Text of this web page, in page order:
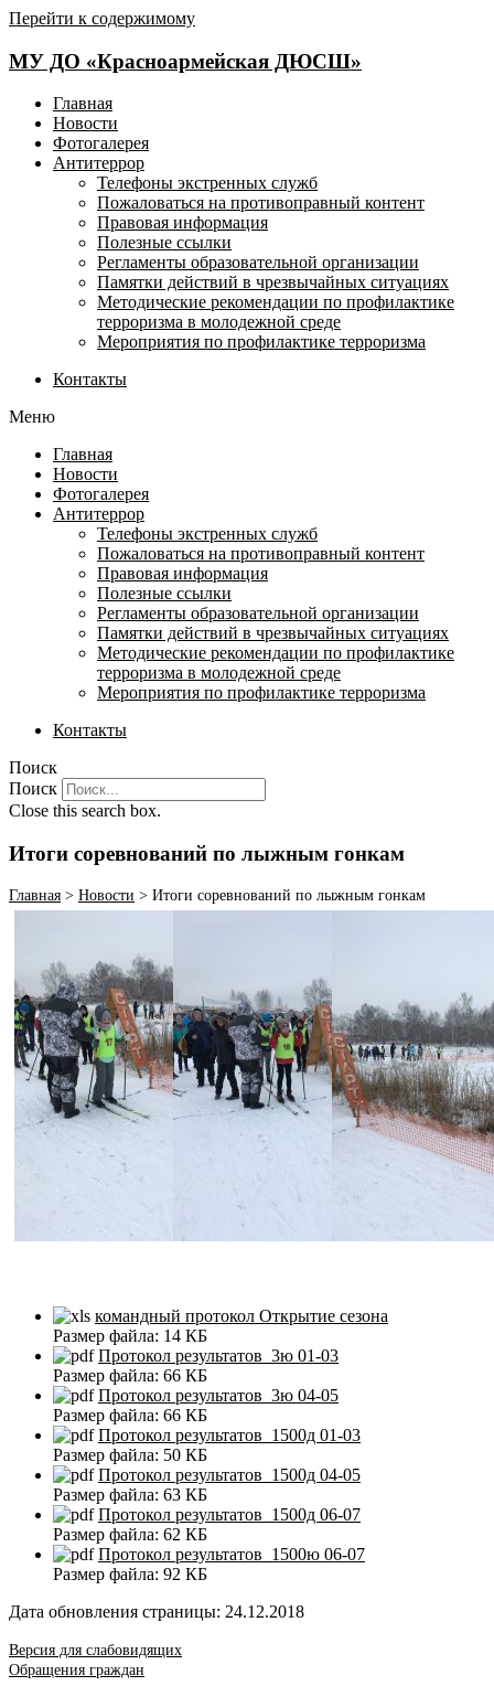
Перейти к содержимому
МУ ДО «Красноармейская ДЮСШ»
Главная
Новости
Фотогалерея
Антитеррор
Телефоны экстренных служб
Пожаловаться на противоправный контент
Правовая информация
Полезные ссылки
Регламенты образовательной организации
Памятки действий в чрезвычайных ситуациях
Методические рекомендации по профилактике
терроризма в молодежной среде
Мероприятия по профилактике терроризма
Контакты
Меню
Главная
Новости
Фотогалерея
Антитеррор
Телефоны экстренных служб
Пожаловаться на противоправный контент
Правовая информация
Полезные ссылки
Регламенты образовательной организации
Памятки действий в чрезвычайных ситуациях
Методические рекомендации по профилактике
терроризма в молодежной среде
Мероприятия по профилактике терроризма
Контакты
Поиск
Поиск
Close this search box.
Итоги соревнований по лыжным гонкам
Главная > Новости > Итоги соревнований по лыжным гонкам
командный протокол Открытие сезона
Размер файла: 14 КБ
Протокол результатов_3ю 01-03
Размер файла: 66 КБ
Протокол результатов_3ю 04-05
Размер файла: 66 КБ
Протокол результатов_1500д 01-03
Размер файла: 50 КБ
Протокол результатов_1500д 04-05
Размер файла: 63 КБ
Протокол результатов_1500д 06-07
Размер файла: 62 КБ
Протокол результатов_1500ю 06-07
Размер файла: 92 КБ
Дата обновления страницы: 24.12.2018
Версия для слабовидящих
Обращения граждан